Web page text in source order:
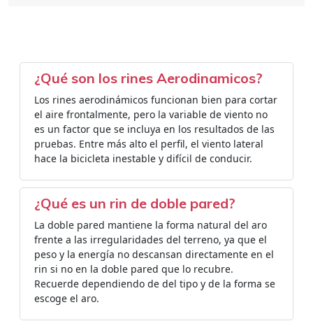
¿Qué son los rines Aerodinamicos?
Los rines aerodinámicos funcionan bien para cortar
el aire frontalmente, pero la variable de viento no
es un factor que se incluya en los resultados de las
pruebas. Entre más alto el perfil, el viento lateral
hace la bicicleta inestable y difícil de conducir.
¿Qué es un rin de doble pared?
La doble pared mantiene la forma natural del aro
frente a las irregularidades del terreno, ya que el
peso y la energía no descansan directamente en el
rin si no en la doble pared que lo recubre.
Recuerde dependiendo de del tipo y de la forma se
escoge el aro.